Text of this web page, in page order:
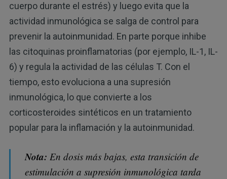
cuerpo durante el estrés) y luego evita que la
actividad inmunológica se salga de control para
prevenir la autoinmunidad. En parte porque inhibe
las citoquinas proinflamatorias (por ejemplo, IL-1, IL-
6) y regula la actividad de las células T. Con el
tiempo, esto evoluciona a una supresión
inmunológica, lo que convierte a los
corticosteroides sintéticos en un tratamiento
popular para la inflamación y la autoinmunidad.
Nota: En dosis más bajas, esta transición de
estimulación a supresión inmunológica tarda